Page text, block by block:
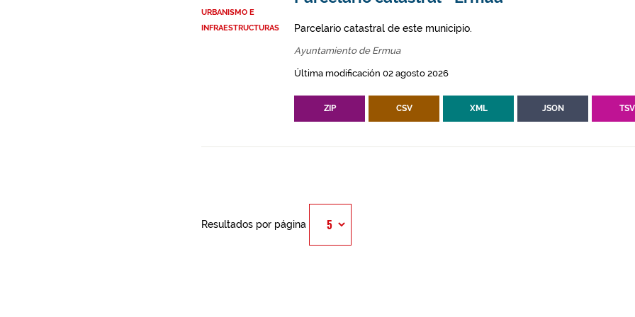
URBANISMO E
INFRAESTRUCTURAS
Parcelario catastral de este municipio.
Ayuntamiento de Ermua
Última modificación 02 agosto 2026
ZIP CSV XML JSON TSV
Resultados por página